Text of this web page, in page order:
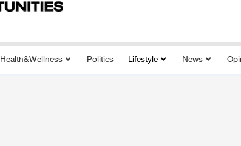
Health&Wellness Politics Lifestyle News